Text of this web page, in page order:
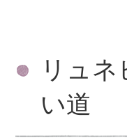
リュ
い道